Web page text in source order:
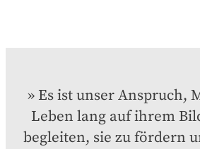
Es ist unser Anspruch,
Leben lang auf ihrem
begleiten, sie zu fördern